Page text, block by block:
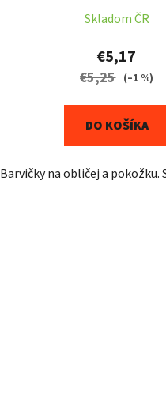
Skladom ČR
€5,17
€5,25 (–1 %)
DO KOŠÍKA
Barvičky na obličej a pokožku.